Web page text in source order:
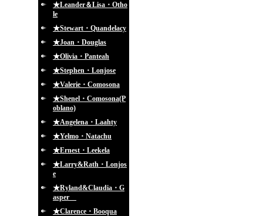
★Leander＆Lisa・Otho
le
★Stewart・Quandelacy
★Joan・Douglas
★Olivia・Panteah
★Stephen・Lonjose
★Valerie・Comosona
★Shenel・Comosona(P
oblano)
★Angelena・Laahty
★Yelmo・Natachu
★Ernest・Leekela
★Larry&Rath・Lonjos
e
★Ryland&Claudia・G
asper
★Clarence・Booqua